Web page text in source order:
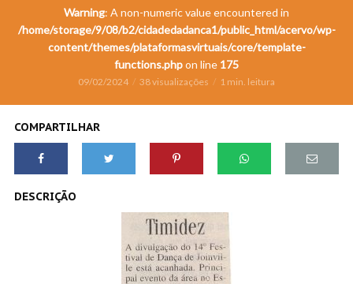
Warning: A non-numeric value encountered in
/home/storage/9/08/b2/cidadedadanca1/public_html/acervo/wp-
content/themes/plataformasvirtuais/core/template-
functions.phpon line 175
09/02/2024 38 visualizações 1 min. leitura
COMPARTILHAR
DESCRIÇÃO